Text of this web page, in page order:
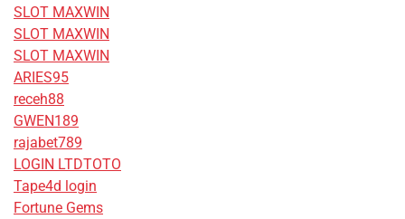
SLOT MAXWIN
SLOT MAXWIN
SLOT MAXWIN
ARIES95
receh88
GWEN189
rajabet789
LOGIN LTDTOTO
Tape4d login
Fortune Gems